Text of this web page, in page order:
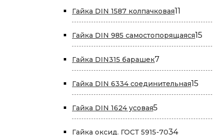
Гайка DIN 1587 колпачковая11
товаров
Гайка DIN 985 самостопорящаяся15
Гайка DIN315 барашек7
товаров
Гайка DIN 6334 соединительная15
Гайка DIN 1624 усовая5
товаров
Гайка оксид. ГОСТ 5915-703434